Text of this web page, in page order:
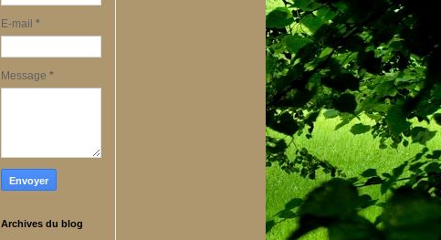
E-mail *
Message *
Archives du blog